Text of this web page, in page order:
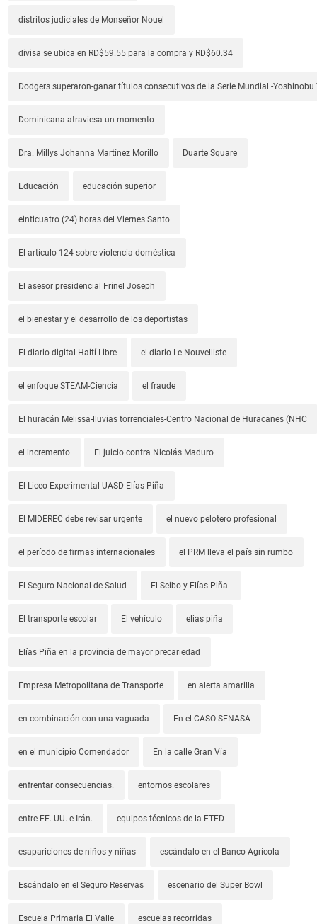
distritos judiciales de Monseñor Nouel
divisa se ubica en RD$59.55 para la compra y RD$60.34
Dodgers superaron-ganar títulos consecutivos de la Serie Mundial.-
Dominicana atraviesa un momento
Dra. Millys Johanna Martínez Morillo Duarte Square
Educación educación superior
einticuatro (24) horas del Viernes Santo
El artículo 124 sobre violencia doméstica
El asesor presidencial Frinel Joseph
el bienestar y el desarrollo de los deportistas
El diario digital Haití Libre el diario Le Nouvelliste
el enfoque STEAM-Ciencia el fraude
El huracán Melissa-lluvias torrenciales-Centro Nacional de Huracanes (NHC
el incremento El juicio contra Nicolás Maduro
El Liceo Experimental UASD Elías Piña
El MIDEREC debe revisar urgente el nuevo pelotero profesional
el período de firmas internacionales el PRM lleva el país sin rumbo
El Seguro Nacional de Salud El Seibo y Elías Piña.
El transporte escolar El vehículo elias piña
Elías Piña en la provincia de mayor precariedad
Empresa Metropolitana de Transporte en alerta amarilla
en combinación con una vaguada En el CASO SENASA
en el municipio Comendador En la calle Gran Vía
enfrentar consecuencias. entornos escolares
entre EE. UU. e Irán. equipos técnicos de la ETED
esapariciones de niños y niñas escándalo en el Banco Agrícola
Escándalo en el Seguro Reservas escenario del Super Bowl
Escuela Primaria El Valle escuelas recorridas